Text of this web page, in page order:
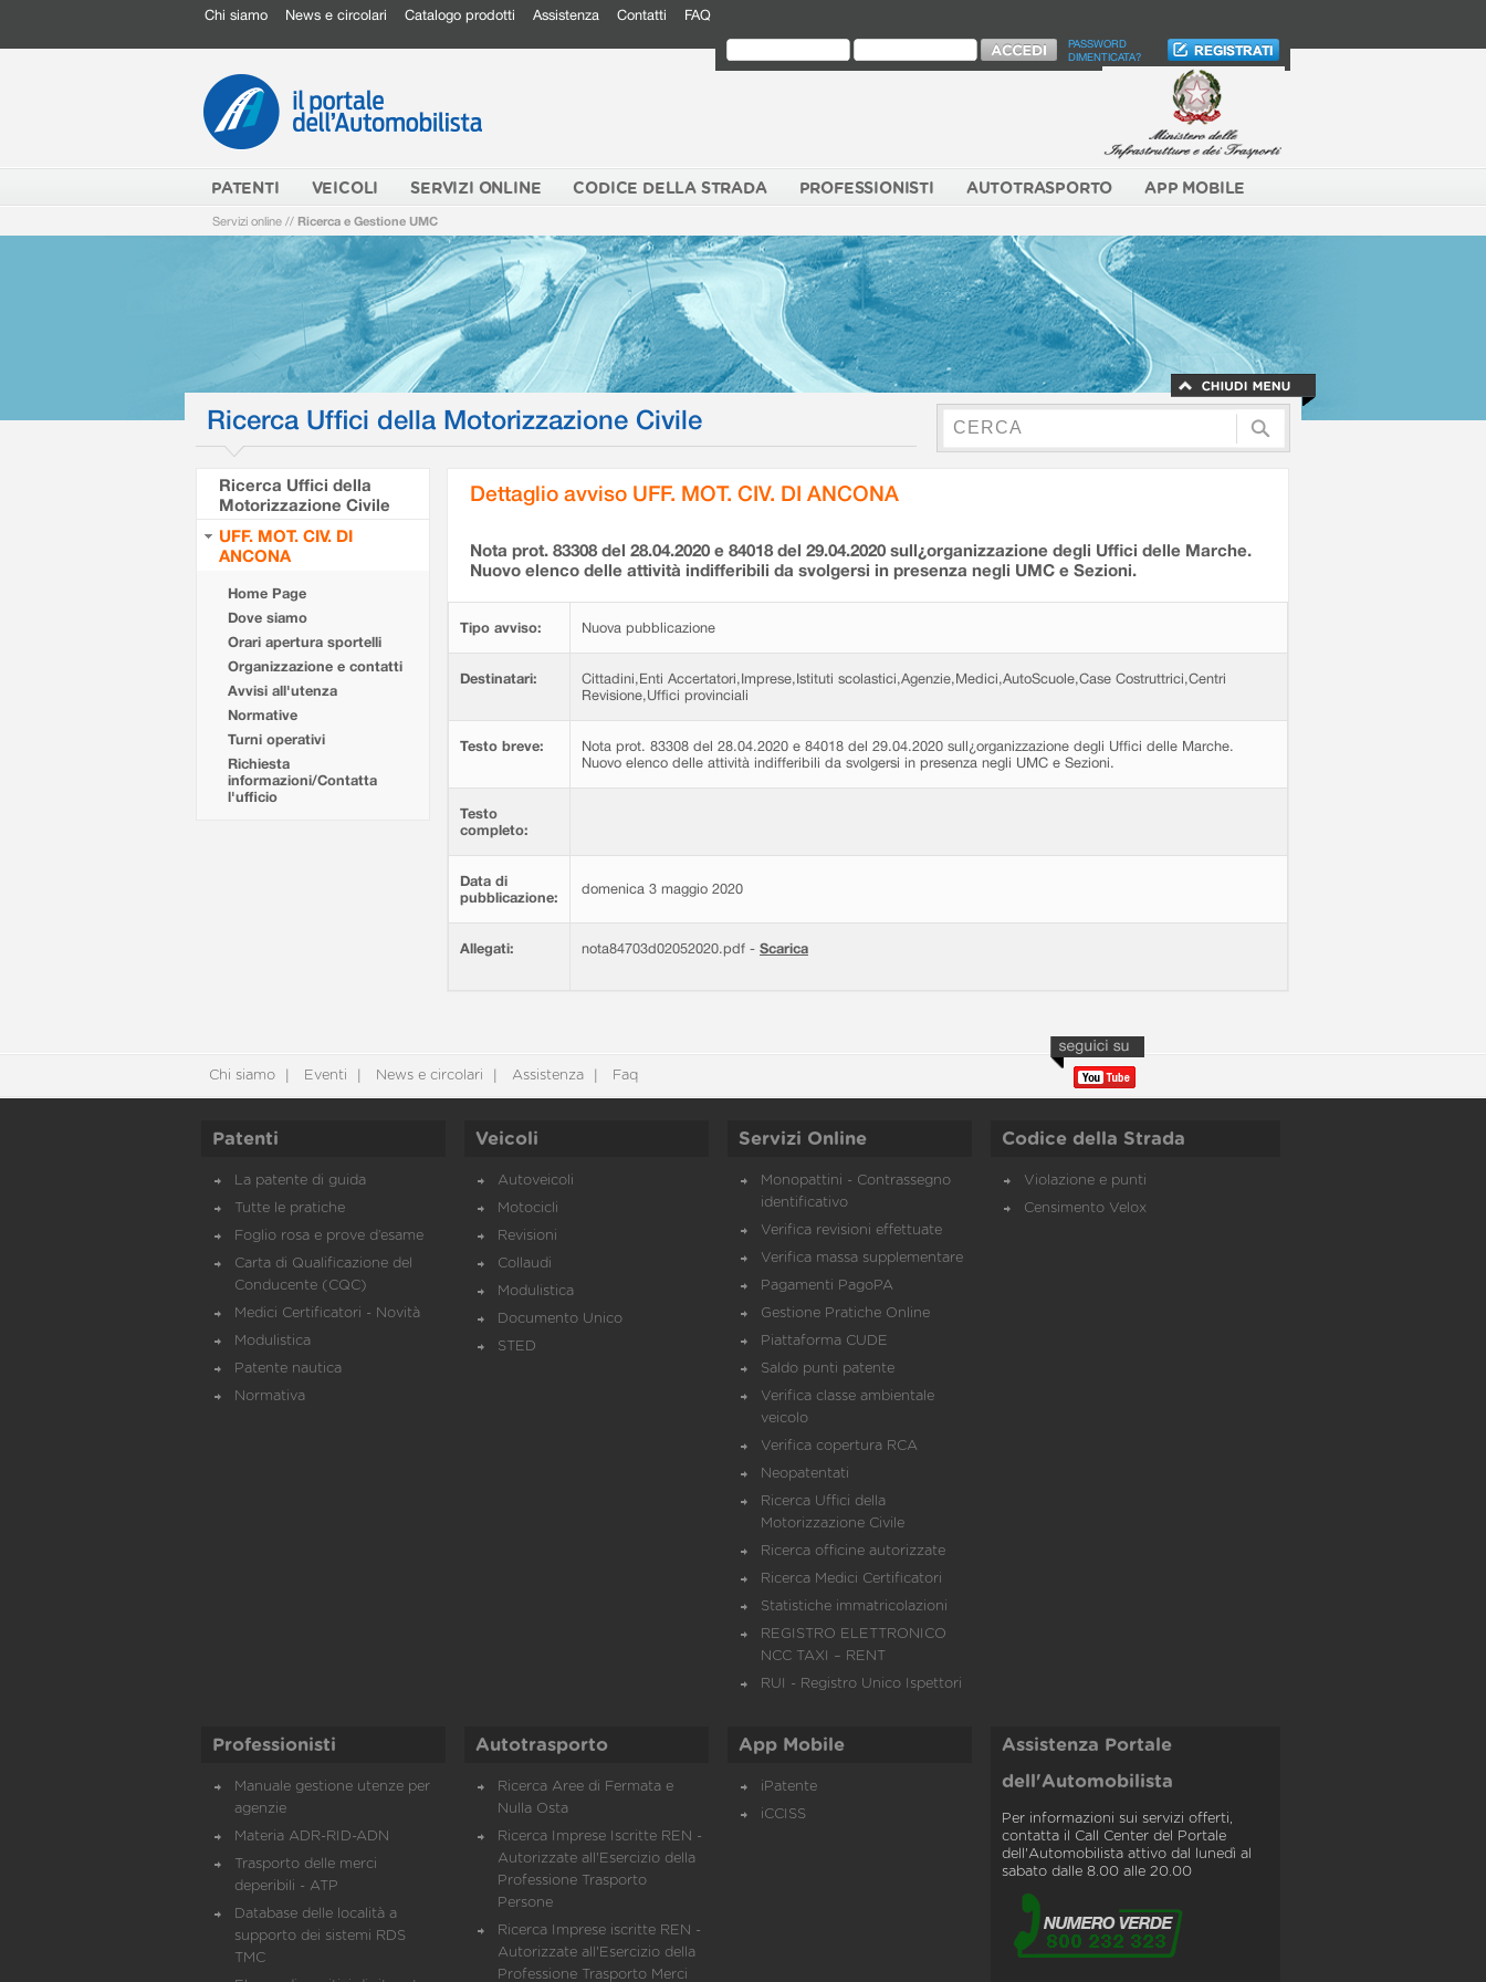
Chi siamo News e circolari Catalogo prodotti Assistenza Contatti FAQ
PASSWORD
DIMENTICATA?
PATENTI VEICOLI SERVIZI ONLINE CODICE DELLA STRADA PROFESSIONISTI AUTOTRASPORTO APP MOBILE
Servizi online // Ricerca e Gestione UMC
Ricerca Uffici della Motorizzazione Civile
Ricerca Uffici della
Motorizzazione Civile
UFF. MOT. CIV. DI
ANCONA
Home Page
Dove siamo
Orari apertura sportelli
Organizzazione e contatti
Avvisi all'utenza
Normative
Turni operativi
Richiesta
informazioni/Contatta
l'ufficio
Dettaglio avviso UFF. MOT. CIV. DI ANCONA
Nota prot. 83308 del 28.04.2020 e 84018 del 29.04.2020 sull¿organizzazione degli Uffici delle Marche.
Nuovo elenco delle attività indifferibili da svolgersi in presenza negli UMC e Sezioni.
Tipo avviso: Nuova pubblicazione
Destinatari:
Cittadini,Enti Accertatori,Imprese,Istituti scolastici,Agenzie,Medici,AutoScuole,Case Costruttrici,Centri
Revisione,Uffici provinciali
Testo breve:
Nota prot. 83308 del 28.04.2020 e 84018 del 29.04.2020 sull¿organizzazione degli Uffici delle Marche.
Nuovo elenco delle attività indifferibili da svolgersi in presenza negli UMC e Sezioni.
Testo
completo:
Data di
pubblicazione:
domenica 3 maggio 2020
Allegati: nota84703d02052020.pdf - Scarica
Chi siamo Eventi News e circolari Assistenza Faq
Patenti
La patente di guida
Tutte le pratiche
Foglio rosa e prove d’esame
Carta di Qualificazione del
Conducente (CQC)
Medici Certificatori - Novità
Modulistica
Patente nautica
Normativa
Veicoli
Autoveicoli
Motocicli
Revisioni
Collaudi
Modulistica
Documento Unico
STED
Servizi Online
Monopattini - Contrassegno
identificativo
Verifica revisioni effettuate
Verifica massa supplementare
Pagamenti PagoPA
Gestione Pratiche Online
Piattaforma CUDE
Saldo punti patente
Verifica classe ambientale
veicolo
Verifica copertura RCA
Neopatentati
Ricerca Uffici della
Motorizzazione Civile
Ricerca officine autorizzate
Ricerca Medici Certificatori
Statistiche immatricolazioni
REGISTRO ELETTRONICO
NCC TAXI – RENT
RUI - Registro Unico Ispettori
Codice della Strada
Violazione e punti
Censimento Velox
Professionisti
Manuale gestione utenze per
agenzie
Materia ADR-RID-ADN
Trasporto delle merci
deperibili - ATP
Database delle località a
supporto dei sistemi RDS
TMC
Autotrasporto
Ricerca Aree di Fermata e
Nulla Osta
Ricerca Imprese Iscritte REN -
Autorizzate all'Esercizio della
Professione Trasporto
Persone
Ricerca Imprese iscritte REN -
Autorizzate all'Esercizio della
Professione Trasporto Merci
App Mobile
iPatente
iCCISS
Assistenza Portale
dell'Automobilista
Per informazioni sui servizi offerti,
contatta il Call Center del Portale
dell'Automobilista attivo dal lunedì al
sabato dalle 8.00 alle 20.00